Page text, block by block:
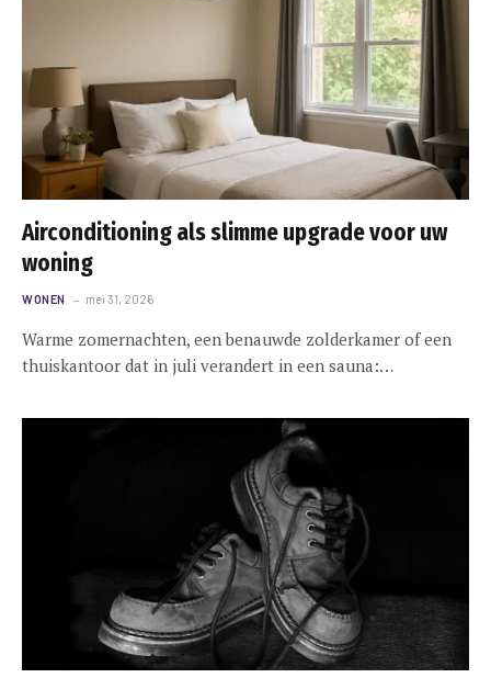
Airconditioning als slimme upgrade voor uw
woning
WONEN mei 31, 2026
Warme zomernachten, een benauwde zolderkamer of een
thuiskantoor dat in juli verandert in een sauna:…